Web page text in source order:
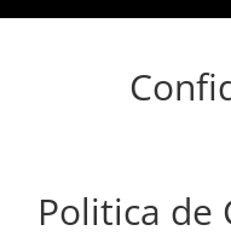
Brat suplimentar
Plug deszapezire
Cupla rapida
Baterii Trojan
Piese Komatsu
Piese Kubota
Politica